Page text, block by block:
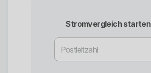
Stromvergleich starten